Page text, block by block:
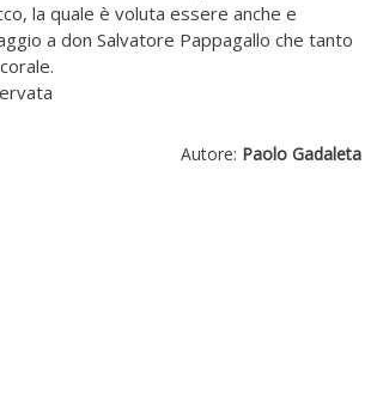
la quale è voluta essere anche e
a don Salvatore Pappagallo che tanto
Autore: Paolo Gadaleta